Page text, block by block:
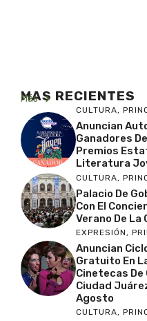
MAS RECIENTES
Más
CULTURA,
Anuncian
Ganadores
Premios
Literatura
CULTURA,
Palacio De
Con El
Verano De La
EXPRESIÓN,
Anuncian
Gratuito En
Cinetecas De
Ciudad
Agosto
CULTURA,